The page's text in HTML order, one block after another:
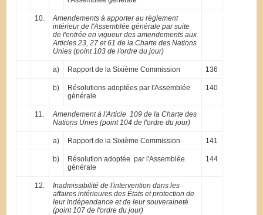
10.
Amendements à apporter au règlement
intérieur de l'Assemblée générale par suite
de l'entrée en vigueur des amendements aux
Articles 23, 27 et 61 de la Charte des Nations
Unies (point 103 de l'ordre du jour)
a) Rapport de la Sixième Commission 136
b)
Résolutions adoptées par l'Assemblée
générale
140
11.
Amendement à l'Article 109 de la Charte des
Nations Unies (point 104 de l'ordre du jour)
a) Rapport de la Sixième Commission 141
b)
Résolution adoptée par l'Assemblée
générale
144
12.
Inadmissibilité de l'intervention dans les
affaires intérieures des États et protection de
leur indépendance et de leur souveraineté
(point 107 de l'ordre du jour)